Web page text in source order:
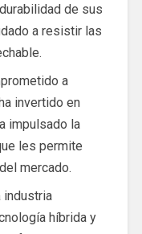
de sus
a resistir las
a
invertido en
impulsado la
les permite
mercado.
industria
híbrida y